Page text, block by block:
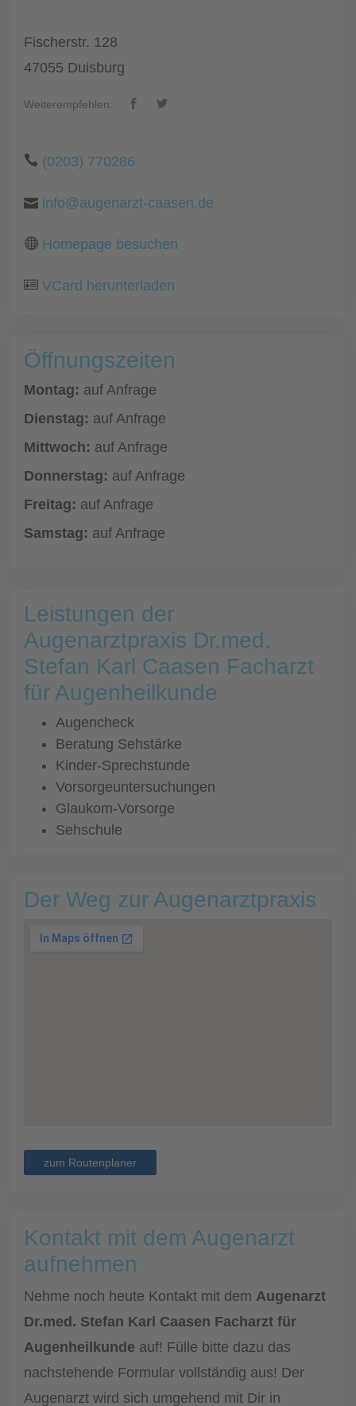
Fischerstr. 128
47055 Duisburg
Weiterempfehlen:
(0203) 770286
info@augenarzt-caasen.de
Homepage besuchen
VCard herunterladen
Öffnungszeiten
Montag: auf Anfrage
Dienstag: auf Anfrage
Mittwoch: auf Anfrage
Donnerstag: auf Anfrage
Freitag: auf Anfrage
Samstag: auf Anfrage
Leistungen der
Augenarztpraxis Dr.med.
Stefan Karl Caasen Facharzt
für Augenheilkunde
Augencheck
Beratung Sehstärke
Kinder-Sprechstunde
Vorsorgeuntersuchungen
Glaukom-Vorsorge
Sehschule
Der Weg zur Augenarztpraxis
zum Routenplaner
Kontakt mit dem Augenarzt
aufnehmen
Nehme noch heute Kontakt mit dem Augenarzt
Dr.med. Stefan Karl Caasen Facharzt für
Augenheilkunde auf! Fülle bitte dazu das
nachstehende Formular vollständig aus! Der
Augenarzt wird sich umgehend mit Dir in